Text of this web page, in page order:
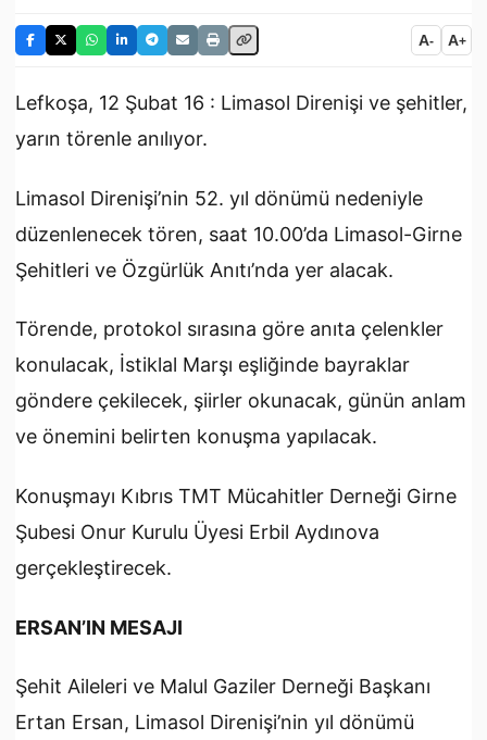
A- A+
Lefkoşa, 12 Şubat 16 : Limasol Direnişi ve şehitler,
yarın törenle anılıyor.
Limasol Direnişi’nin 52. yıl dönümü nedeniyle
düzenlenecek tören, saat 10.00’da Limasol-Girne
Şehitleri ve Özgürlük Anıtı’nda yer alacak.
Törende, protokol sırasına göre anıta çelenkler
konulacak, İstiklal Marşı eşliğinde bayraklar
göndere çekilecek, şiirler okunacak, günün anlam
ve önemini belirten konuşma yapılacak.
Konuşmayı Kıbrıs TMT Mücahitler Derneği Girne
Şubesi Onur Kurulu Üyesi Erbil Aydınova
gerçekleştirecek.
ERSAN’IN MESAJI
Şehit Aileleri ve Malul Gaziler Derneği Başkanı
Ertan Ersan, Limasol Direnişi’nin yıl dönümü